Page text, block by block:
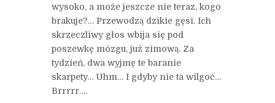
wysoko, a może jeszcze nie teraz, kogo
brakuje?… Przewodzą dzikie gęsi. Ich
skrzeczliwy głos wbija się pod
poszewkę mózgu, już zimową. Za
tydzień, dwa wyjmę te baranie
skarpety… Uhm… I gdyby nie ta wilgoć…
Brrrrr….